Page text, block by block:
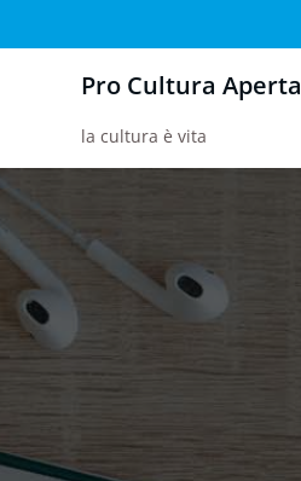
Pro Cultura Aperta
la cultura è vita